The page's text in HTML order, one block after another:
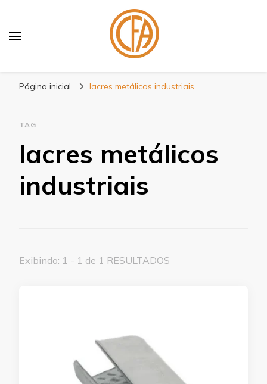
Página inicial lacres metálicos industriais
TAG
lacres metálicos
industriais
Exibindo: 1 - 1 de 1 RESULTADOS